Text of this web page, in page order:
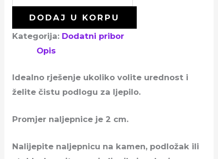
DODAJ U KORPU
Kategorija: Dodatni pribor
Opis
Idealno rješenje ukoliko volite urednost i
želite čistu podlogu za ljepilo.
Promjer naljepnice je 2 cm.
Nalijepite naljepnicu na kamen, podložak ili